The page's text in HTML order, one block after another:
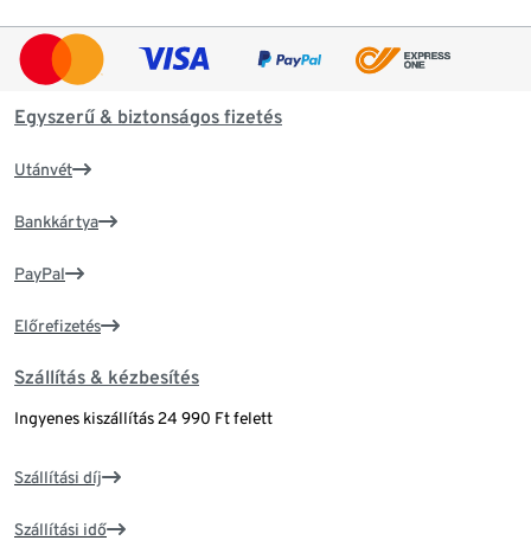
Egyszerű & biztonságos fizetés
Utánvét
Bankkártya
PayPal
Előrefizetés
Szállítás & kézbesítés
Ingyenes kiszállítás 24 990 Ft felett
Szállítási díj
Szállítási idő